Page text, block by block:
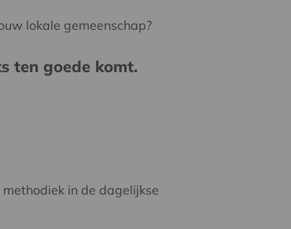
lokale gemeenschap?
ten goede komt.
in de dagelijkse